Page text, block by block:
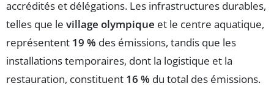
accrédités et délégations. Les infrastructures durables,
telles que le village olympique et le centre aquatique,
représentent 19 % des émissions, tandis que les
installations temporaires, dont la logistique et la
restauration, constituent 16 % du total des émissions.